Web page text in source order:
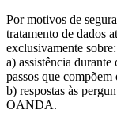
Por motivos de
tratamento de dados
exclusivamente sobre:
a) assistência
passos que
b) respostas às
OANDA.